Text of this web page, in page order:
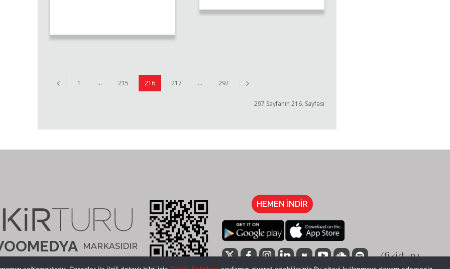
1 ... 215 216 217 ... 297
297 Sayfanın 216. Sayfası
MARKASIDIR
HEMEN İNDİR
/fikirturu